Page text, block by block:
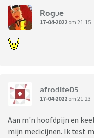
Rogue
17-04-2022 om 21:15
afrodite05
17-04-2022 om 21:23
Aan m'n hoofdpijn en
mijn medicijnen. Ik test